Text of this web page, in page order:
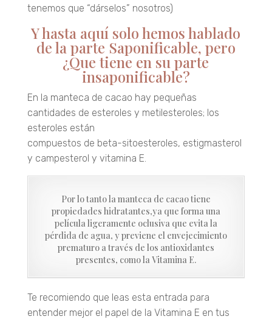
tenemos que “dárselos” nosotros)
Y hasta aquí solo hemos hablado
de la parte Saponificable, pero
¿Que tiene en su parte
insaponificable?
En la manteca de cacao hay pequeñas
cantidades de esteroles y metilesteroles; los
esteroles están
compuestos de beta-sitoesteroles, estigmasterol
y campesterol y vitamina E.
Por lo tanto la manteca de cacao tiene
propiedades hidratantes,ya que forma una
película ligeramente oclusiva que evita la
pérdida de agua, y previene el envejecimiento
prematuro a través de los antioxidantes
presentes, como la Vitamina E.
Te recomiendo que leas esta entrada para
entender mejor el papel de la Vitamina E en tus